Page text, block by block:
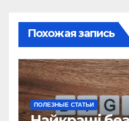
Похожая запись
ПОЛЕЗНЫЕ СТАТЬИ